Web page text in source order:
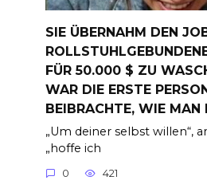
SIE ÜBERNAHM DEN
FÜR 50.000 $ ZU
WAR DIE ERSTE
BEIBRACHTE, WIE MAN
„Um deiner selbst willen“,
„hoffe ich
0 421